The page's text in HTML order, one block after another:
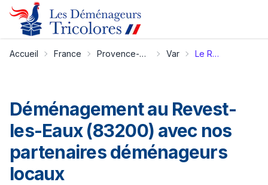
Accueil France Provence-Alpes-Côte d’Azur Var Le Revest-les-Eaux
Déménagement au Revest-
les-Eaux (83200) avec nos
partenaires déménageurs
locaux